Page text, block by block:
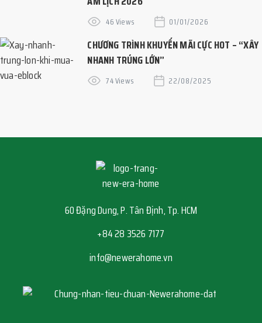
46 Views 01/01/2026
CHƯƠNG TRÌNH KHUYẾN MÃI CỰC HOT – “XÂY
NHANH TRÚNG LỚN”
74 Views 22/08/2025
60 Đặng Dung, P. Tân Định, Tp. HCM
+84 28 3526 7177
info@newerahome.vn